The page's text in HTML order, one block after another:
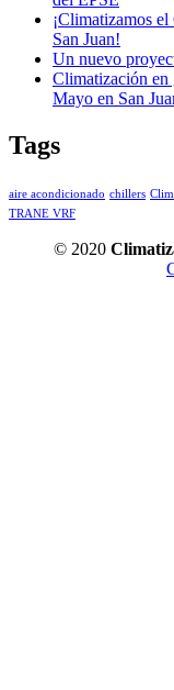
¡Climatizamos
San Juan!
Un nuevo
Climatización en
Mayo en San
Tags
aire acondicionado chillers
TRANE VRF
© 2020